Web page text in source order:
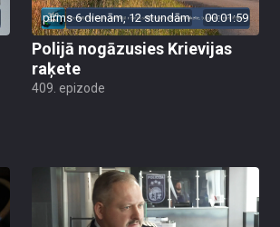
pirms 6 dienām, 12 stundām 00:01:59
Polijā nogāzusies Krievijas
raķete
409. epizode